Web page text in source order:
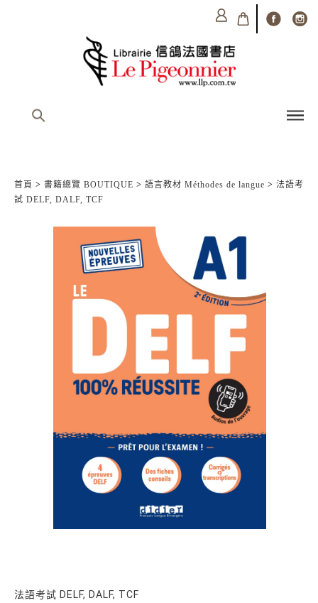
首頁 > 書籍總覽 BOUTIQUE > 語言教材 Méthodes de langue > 法語考
試 DELF, DALF, TCF
法語考試 DELF, DALF, TCF